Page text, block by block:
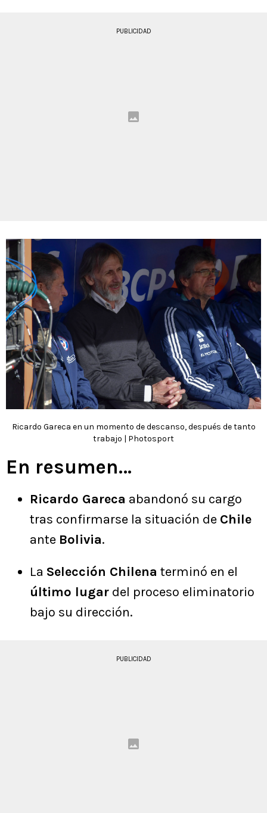
PUBLICIDAD
Ricardo Gareca en un momento de descanso, después de tanto
trabajo | Photosport
En resumen…
Ricardo Gareca abandonó su cargo
tras confirmarse la situación de Chile
ante Bolivia.
La Selección Chilena terminó en el
último lugar del proceso eliminatorio
bajo su dirección.
PUBLICIDAD